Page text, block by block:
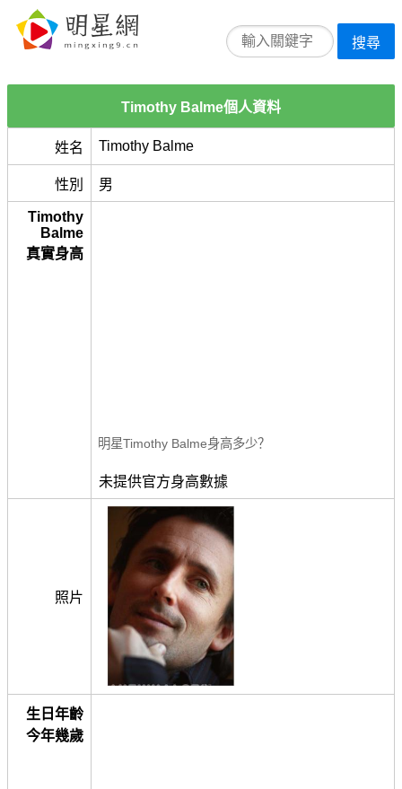
搜尋
Timothy Balme個人資料
姓名 Timothy Balme
性別 男
Timothy
Balme
真實身高
明星Timothy Balme身高多少？
未提供官方身高數據
照片
生日年齡
今年幾歲